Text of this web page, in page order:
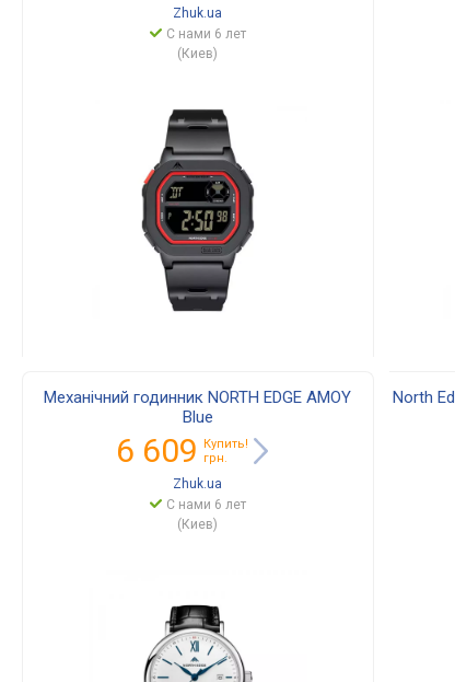
Zhuk.ua
С нами 6 лет
(Киев)
Механічний годинник NORTH EDGE AMOY
Blue
6 609
Купить!
грн.
Zhuk.ua
С нами 6 лет
(Киев)
North